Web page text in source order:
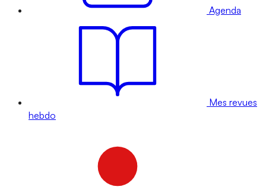
Agenda
Mes revues
hebdo